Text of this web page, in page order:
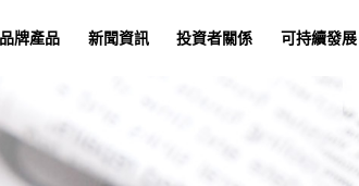
品牌產品 新聞資訊 投資者關係 可持續發展